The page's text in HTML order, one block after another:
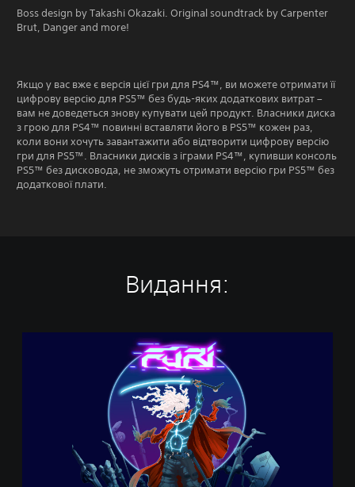
Boss design by Takashi Okazaki. Original soundtrack by Carpenter
Brut, Danger and more!
Якщо у вас вже є версія цієї гри для PS4™, ви можете отримати її
цифрову версію для PS5™ без будь-яких додаткових витрат –
вам не доведеться знову купувати цей продукт. Власники диска
з грою для PS4™ повинні вставляти його в PS5™ кожен раз,
коли вони хочуть завантажити або відтворити цифрову версію
гри для PS5™. Власники дисків з іграми PS4™, купивши консоль
PS5™ без дисковода, не зможуть отримати версію гри PS5™ без
додаткової плати.
Видання: